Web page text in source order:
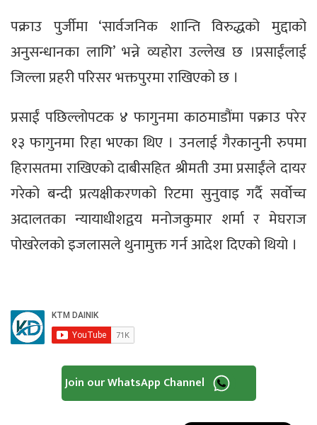
पक्राउ पुर्जीमा ‘सार्वजनिक शान्ति विरुद्धको मुद्दाको
अनुसन्धानका लागि’ भन्ने व्यहोरा उल्लेख छ ।प्रसाईंलाई
जिल्ला प्रहरी परिसर भक्तपुरमा राखिएको छ ।
प्रसाईं पछिल्लोपटक ४ फागुनमा काठमाडौंमा पक्राउ परेर
१३ फागुनमा रिहा भएका थिए । उनलाई गैरकानुनी रुपमा
हिरासतमा राखिएको दाबीसहित श्रीमती उमा प्रसाईंले दायर
गरेको बन्दी प्रत्यक्षीकरणको रिटमा सुनुवाइ गर्दै सर्वोच्च
अदालतका न्यायाधीशद्वय मनोजकुमार शर्मा र मेघराज
पोखरेलको इजलासले थुनामुक्त गर्न आदेश दिएको थियो ।
Join our WhatsApp Channel